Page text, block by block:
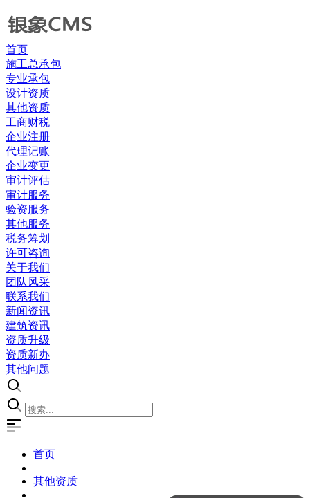
首页
施工总承包
专业承包
设计资质
其他资质
工商财税
企业注册
代理记账
企业变更
审计评估
审计服务
验资服务
其他服务
税务筹划
许可咨询
关于我们
团队风采
联系我们
新闻资讯
建筑资讯
资质升级
资质新办
其他问题
首页
其他资质